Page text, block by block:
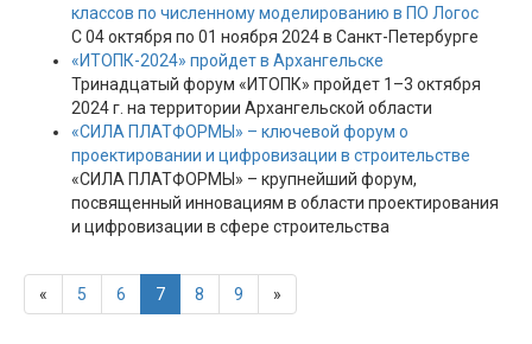
классов по численному моделированию в ПО Логос
С 04 октября по 01 ноября 2024 в Санкт-Петербурге
«ИТОПК-2024» пройдет в Архангельске
Тринадцатый форум «ИТОПК» пройдет 1–3 октября
2024 г. на территории Архангельской области
«СИЛА ПЛАТФОРМЫ» – ключевой форум о
проектировании и цифровизации в строительстве
«СИЛА ПЛАТФОРМЫ» – крупнейший форум,
посвященный инновациям в области проектирования
и цифровизации в сфере строительства
« 5 6 7 8 9 »